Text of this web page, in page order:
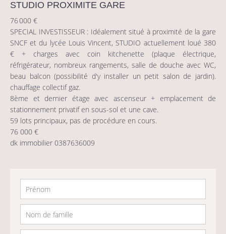
STUDIO PROXIMITE GARE
76 000 €
SPECIAL INVESTISSEUR : Idéalement situé à proximité de la gare
SNCF et du lycée Louis Vincent, STUDIO actuellement loué 380
€ + charges avec coin kitchenette (plaque électrique,
réfrigérateur, nombreux rangements, salle de douche avec WC,
beau balcon (possibilité d'y installer un petit salon de jardin).
chauffage collectif gaz.
8ème et dernier étage avec ascenseur + emplacement de
stationnement privatif en sous-sol et une cave.
59 lots principaux, pas de procédure en cours.
76 000 €
dk immobilier 0387636009